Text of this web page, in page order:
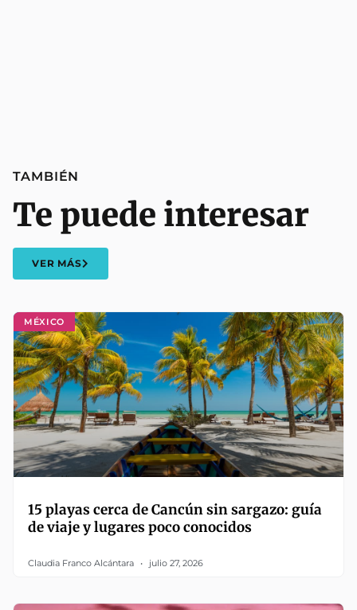
MÉXICO
15 playas cerca de Cancún sin sargazo: guía
de viaje y lugares poco conocidos
Claudia Franco Alcántara julio 27, 2026
TAMBIÉN
Te puede interesar
VER MÁS